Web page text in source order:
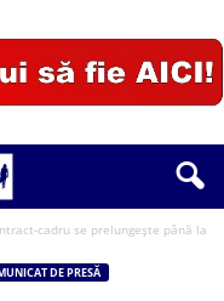
cadru se prelungește până la
DE PRESĂ